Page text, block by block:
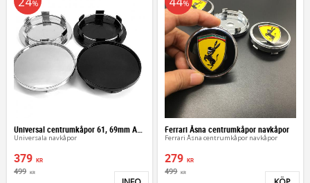
Universala navkåpor
379 KR
499 KR
%
Ferrari Åsna centrumkåpor navkåpor
Ferrari Åsna centrumkåpor navkåpor
279 KR
499 KR
%